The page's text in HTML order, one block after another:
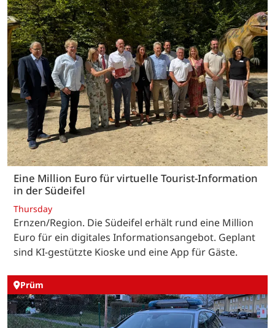
Eine Million Euro für virtuelle Tourist-Information
in der Südeifel
Thursday
Ernzen/Region. Die Südeifel erhält rund eine Million
Euro für ein digitales Informationsangebot. Geplant
sind KI-gestützte Kioske und eine App für Gäste.
Prüm